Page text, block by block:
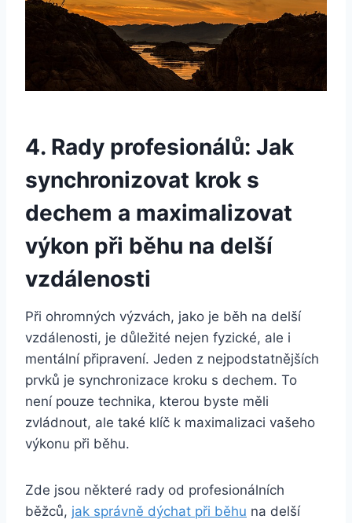
4. Rady profesionálů: Jak
synchronizovat krok s
dechem a maximalizovat
výkon při běhu na delší
vzdálenosti
Při ohromných výzvách, jako je běh na delší
vzdálenosti, je důležité nejen fyzické, ale i
mentální připravení. Jeden z nejpodstatnějších
prvků je synchronizace kroku s dechem. To
není pouze technika, kterou byste měli
zvládnout, ale také klíč k maximalizaci vašeho
výkonu při běhu.
Zde jsou některé rady od profesionálních
běžců, jak správně dýchat při běhu na delší